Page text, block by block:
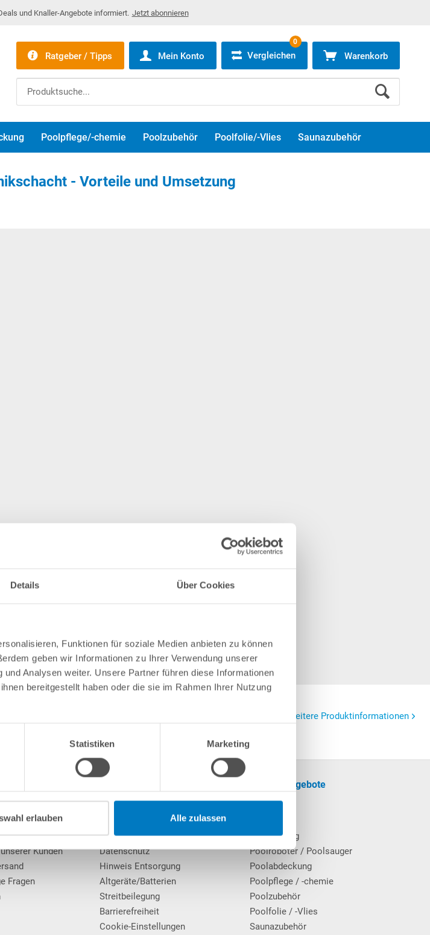
Details Über Cookies
Funktionen für soziale Medien anbieten zu können
geben wir Informationen zu Ihrer Verwendung unserer
Analysen weiter. Unsere Partner führen diese Informationen
bereitgestellt haben oder die sie im Rahmen Ihrer Nutzung
Statistiken Marketing
erlauben Alle zulassen
und Knaller-Angebote informiert. Jetzt abonnieren
Ratgeber / Tipps Mein Konto Vergleichen
0
Warenkorb
Poolpflege/-chemie Poolzubehör Poolfolie/-Vlies Saunazubehör
- Vorteile und Umsetzung
Weitere Produktinformationen
Team
Kunden
Fragen
Impressum
AGB / Verbraucherinformationen
Widerrufsrecht
Datenschutz
Hinweis Entsorgung
Altgeräte/Batterien
Streitbeilegung
Barrierefreiheit
Cookie-Einstellungen
Unsere Angebote
Poolheizung
Poolroboter / Poolsauger
Poolabdeckung
Poolpflege / -chemie
Poolzubehör
Poolfolie / -Vlies
Saunazubehör